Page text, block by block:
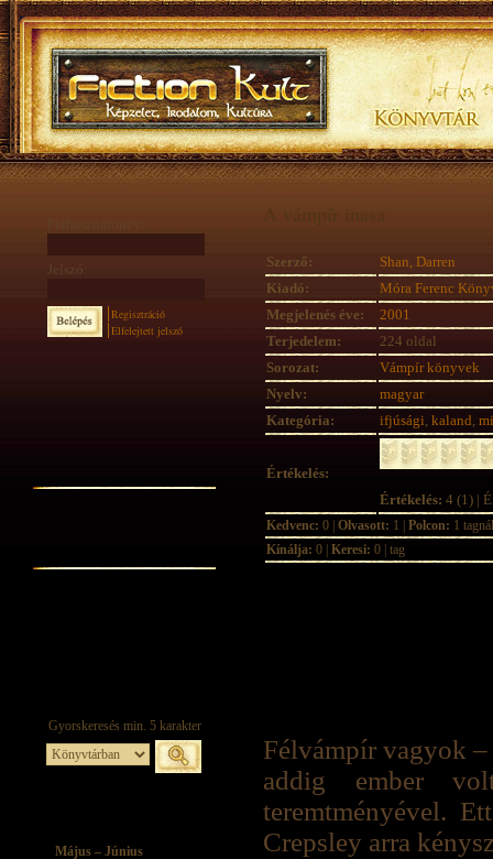
Jelszó:
Regisztráció
Elfelejtett jelszó
Május – Június
A vámpír inasa
Szerző:
Shan, Darren
Kiadó:
Móra Ferenc
Megjelenés éve:
2001
Terjedelem:
224 oldal
Sorozat:
Vámpír könyvek
Nyelv:
magyar
Kategória:
ifjúsági, kaland,
Értékelés:
Értékelés: 4 (1) |
Kedvenc: 0 | Olvasott: 1 | Polcon: 1 tagnál
Kínálja: 0 | Keresi: 0 | tag
Félvámpír vagyok –
addig ember
teremtményével.
Crepsley arra